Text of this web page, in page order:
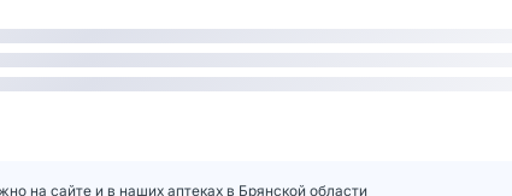
на сайте и в наших аптеках в Брянской области